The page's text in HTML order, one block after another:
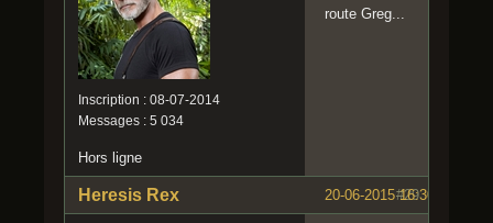
Inscription : 08-07-2014
Messages : 5 034
route Greg...
Hors ligne
#29
20-06-2015 16:30:43
Heresis Rex